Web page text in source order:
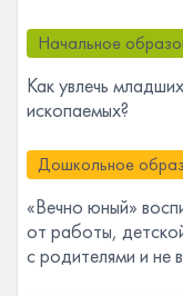
Начальное
Как увлечь
ископаемых?
Дошкольное
«Вечно юный»
от работы,
с родителями и не